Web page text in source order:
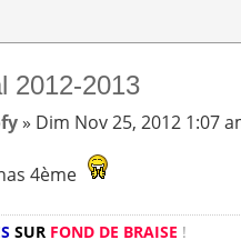
2012-2013
» Dim Nov 25, 2012 1:07
4ème
SUR FOND DE BRAISE !